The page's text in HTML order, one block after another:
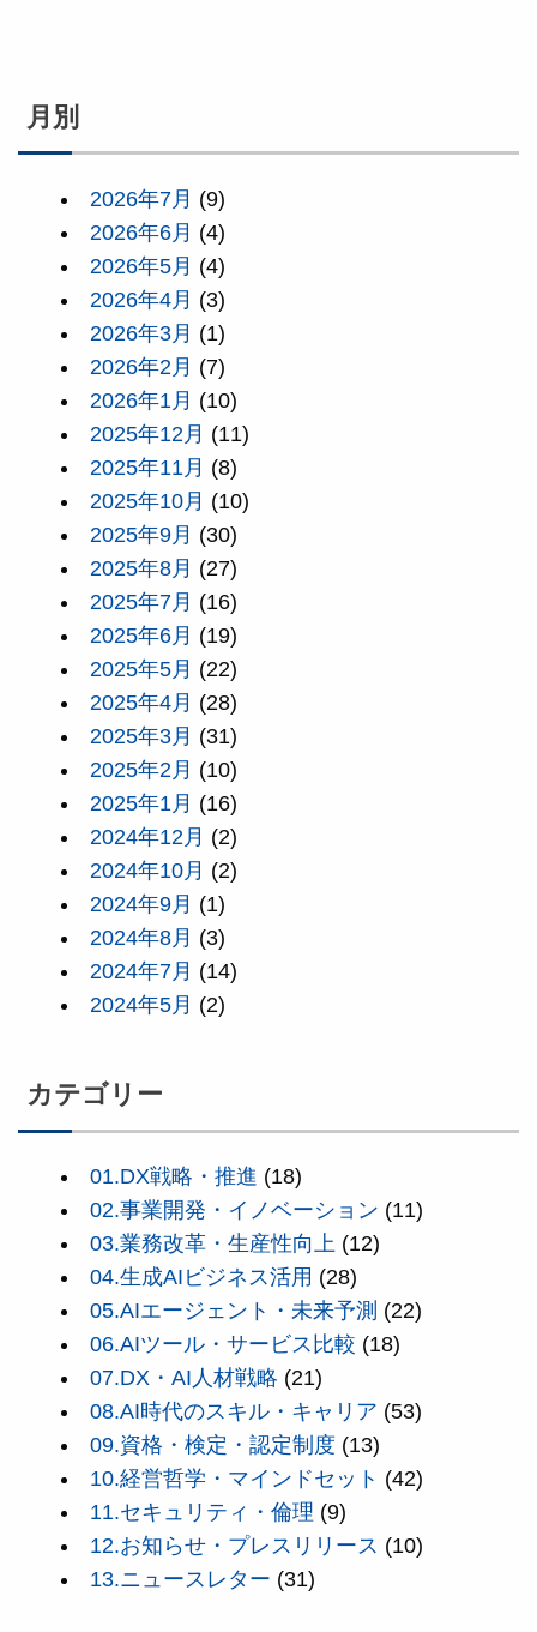
月別
2026年7月 (9)
2026年6月 (4)
2026年5月 (4)
2026年4月 (3)
2026年3月 (1)
2026年2月 (7)
2026年1月 (10)
2025年12月 (11)
2025年11月 (8)
2025年10月 (10)
2025年9月 (30)
2025年8月 (27)
2025年7月 (16)
2025年6月 (19)
2025年5月 (22)
2025年4月 (28)
2025年3月 (31)
2025年2月 (10)
2025年1月 (16)
2024年12月 (2)
2024年10月 (2)
2024年9月 (1)
2024年8月 (3)
2024年7月 (14)
2024年5月 (2)
カテゴリー
01.DX戦略・推進 (18)
02.事業開発・イノベーション (11)
03.業務改革・生産性向上(12)
04.生成AIビジネス活用 (28)
05.AIエージェント・未来予測 (22)
06.AIツール・サービス比較 (18)
07.DX・AI人材戦略 (21)
08.AI時代のスキル・キャリア (53)
09.資格・検定・認定制度 (13)
10.経営哲学・マインドセット (42)
11.セキュリティ・倫理 (9)
12.お知らせ・プレスリリース (10)
13.ニュースレター (31)